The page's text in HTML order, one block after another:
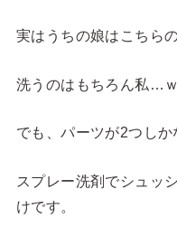
実はうちの娘はこちら
洗うのはもちろん私…ｗ
でも、パーツが2つしか
スプレー洗剤でシュッ
けです。